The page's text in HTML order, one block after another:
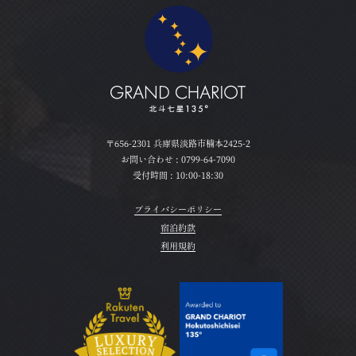
〒656-2301 兵庫県淡路市楠本2425-2
お問い合わせ : 0799-64-7090
受付時間 : 10:00-18:30
プライバシーポリシー
宿泊約款
利用規約